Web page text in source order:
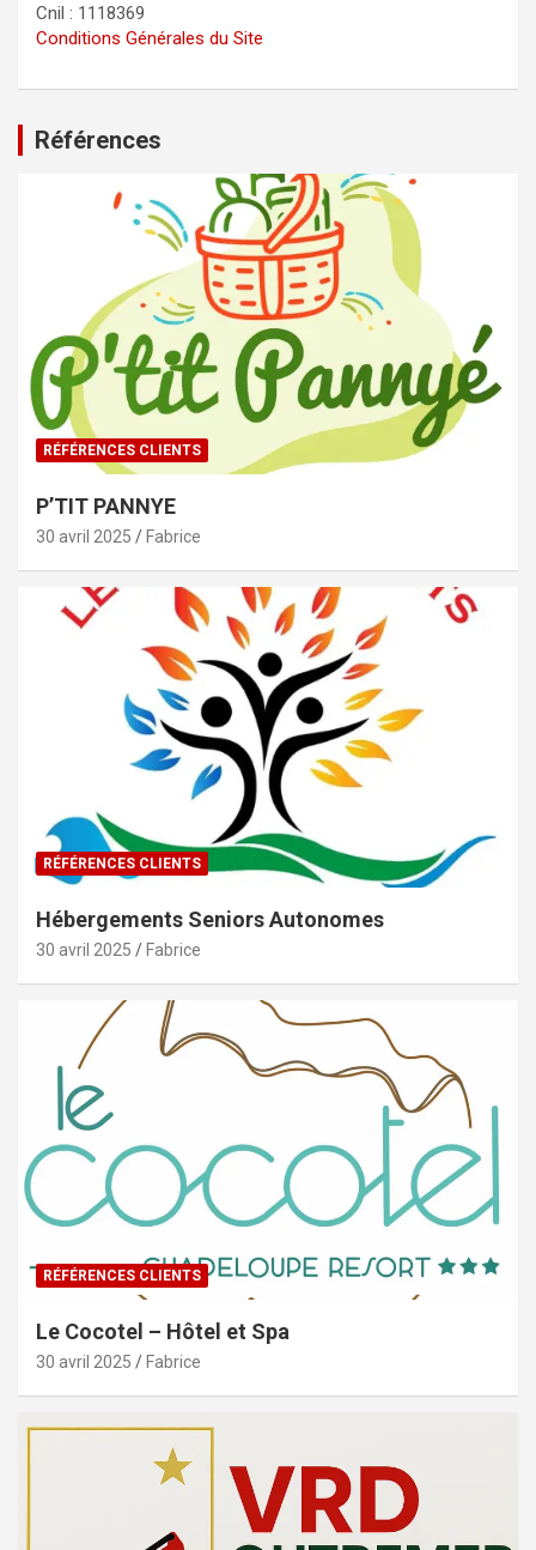
Cnil : 1118369
Conditions Générales du Site
Références
RÉFÉRENCES CLIENTS
P’TIT PANNYE
30 avril 2025 Fabrice
RÉFÉRENCES CLIENTS
Hébergements Seniors Autonomes
30 avril 2025 Fabrice
RÉFÉRENCES CLIENTS
Le Cocotel – Hôtel et Spa
30 avril 2025 Fabrice